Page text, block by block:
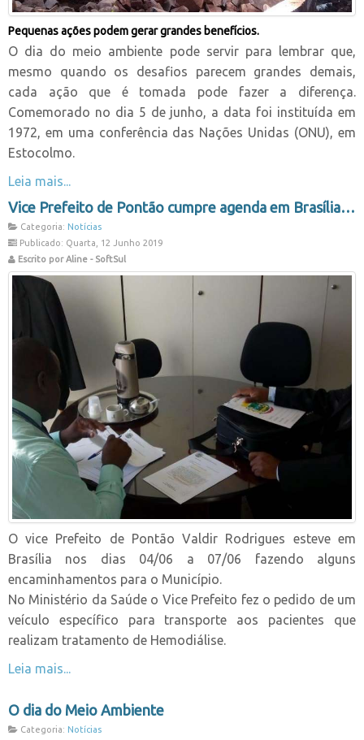
Pequenas ações podem gerar grandes benefícios.
O dia do meio ambiente pode servir para lembrar que,
mesmo quando os desafios parecem grandes demais,
cada ação que é tomada pode fazer a diferença.
Comemorado no dia 5 de junho, a data foi instituída em
1972, em uma conferência das Nações Unidas (ONU), em
Estocolmo.
Leia mais...
Vice Prefeito de Pontão cumpre agenda em Brasília
Categoria: Notícias
Publicado: Quarta, 12 Junho 2019
Escrito por Aline - SoftSul
O vice Prefeito de Pontão Valdir Rodrigues esteve em
Brasília nos dias 04/06 a 07/06 fazendo alguns
encaminhamentos para o Município.
No Ministério da Saúde o Vice Prefeito fez o pedido de um
veículo específico para transporte aos pacientes que
realizam tratamento de Hemodiálise.
Leia mais...
O dia do Meio Ambiente
Categoria: Notícias